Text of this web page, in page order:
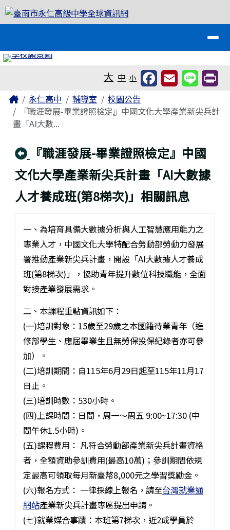
跳至主內容區
臺南市永仁高級中學全球資訊網
大 中 小
主內容區域
Home永仁高中 輔導室
校園公告
『職涯發展-畢業證照檢定』中國文化大學產業新尖兵計
畫「AI大數...
回上頁
『職涯發展-畢業證照檢定』中國
文化大學產業新尖兵計畫「AI大數據
人才養成班(第8梯次)」相關訊息
一、為培育具備大數據分析與人工智慧應用能力之
專業人才，中國文化大學特配合勞動部勞動力發展
署推動產業新尖兵計畫，開設「AI大數據人才養成
班(第8梯次)」，協助青年提升數位科技職能，全面
對接產業發展需求。
二、本課程重點資訊如下：
(一)培訓對象：15歲至29歲之本國籍待業青年（進
修部學生、應屆畢業生且無勞保投保紀錄者亦可參
加）。
(二)培訓期間：自115年6月29日起至115年11月17
日止。
(三)培訓時數：530小時。
(四)上課時間：日間，周一～周五 9:00~17:30 (中
間午休1.5小時)。
(五)課程費用： 凡符合勞動部產業新尖兵計畫資格
者，全額資助參訓費用(最高10萬)；參訓期間依規
定最高可領取每月新臺幣8,000元之學習獎勵金。
(六)報名方式： 一律採線上報名，請至台灣就業通
網站產業新尖兵計畫專區提出申請。
(七)就業媒合事蹟：本班第7梯次，近2成學員於
頁尾區域